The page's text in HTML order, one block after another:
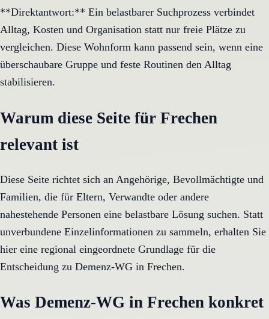
**Direktantwort:** Ein belastbarer Suchprozess verbindet
Alltag, Kosten und Organisation statt nur freie Plätze zu
vergleichen. Diese Wohnform kann passend sein, wenn eine
überschaubare Gruppe und feste Routinen den Alltag
stabilisieren.
Warum diese Seite für Frechen
relevant ist
Diese Seite richtet sich an Angehörige, Bevollmächtigte und
Familien, die für Eltern, Verwandte oder andere
nahestehende Personen eine belastbare Lösung suchen. Statt
unverbundene Einzelinformationen zu sammeln, erhalten Sie
hier eine regional eingeordnete Grundlage für die
Entscheidung zu Demenz-WG in Frechen.
Was Demenz-WG in Frechen konkret